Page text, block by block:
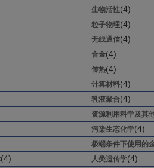
生物活性(4)
粒子物理(4)
无线通信(4)
合金(4)
传热(4)
计算材料(4)
乳液聚合(4)
资源利用科学及其
污染生态化学(4)
极端条件下使用的
(4) 人类遗传学(4)